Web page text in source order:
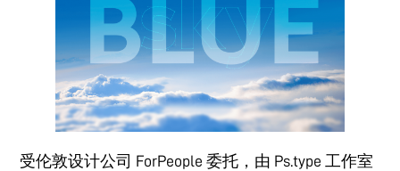
受伦敦设计公司 ForPeople 委托，由 Ps.type 工作室